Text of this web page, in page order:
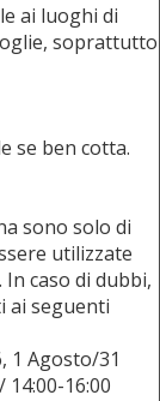
ai luoghi di
soprattutto
se ben cotta.
sono solo di
utilizzate
caso di dubbi,
ai seguenti
1 Agosto/31
16:00